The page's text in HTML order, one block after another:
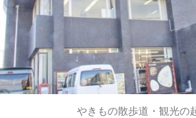
やきもの散歩道・観光の